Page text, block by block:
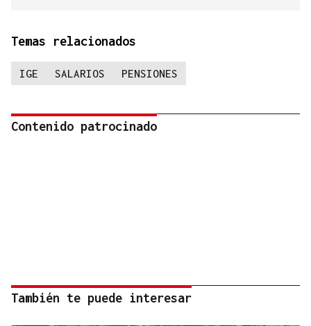
Temas relacionados
IGE SALARIOS PENSIONES
Contenido patrocinado
También te puede interesar